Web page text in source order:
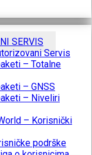
SERVIS
Servis
– Totalne
– GNSS
– Niveliri
– Korisnički
podrške